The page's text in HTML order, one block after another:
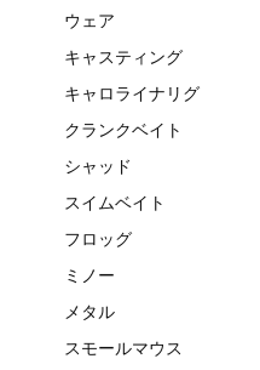
ウェア
キャスティング
キャロライナリグ
クランクベイト
シャッド
スイムベイト
フロッグ
ミノー
メタル
スモールマウス